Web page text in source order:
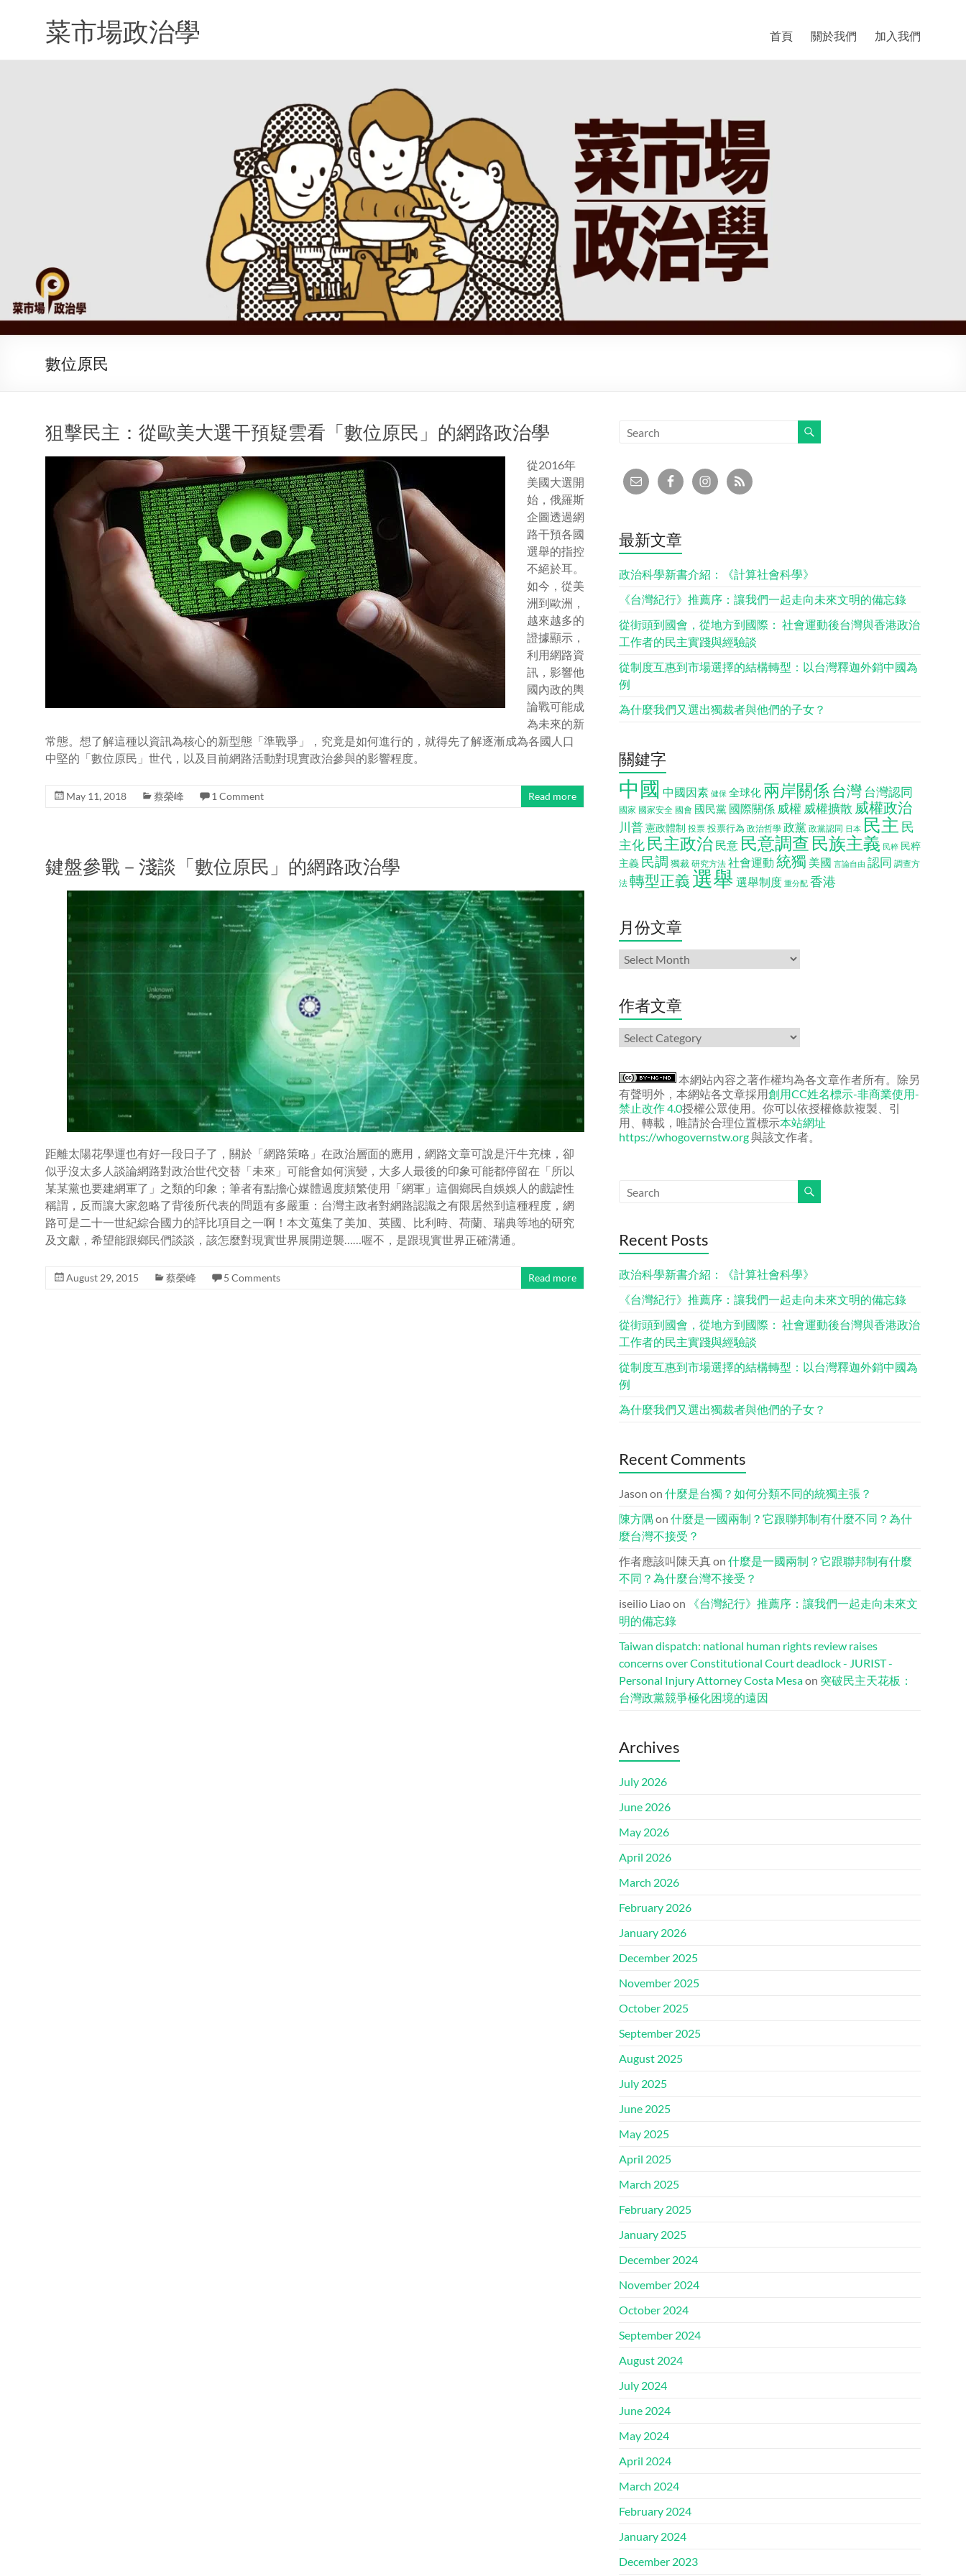
菜市場政治學 首頁 關於我們 加入我們
數位原民
狙擊民主：從歐美大選干預疑雲看「數位原民」的網路政治學
從2016年
美國大選開
始，俄羅斯
企圖透過網
路干預各國
選舉的指控
不絕於耳。
如今，從美
洲到歐洲，
越來越多的
證據顯示，
利用網路資
訊，影響他
國內政的輿
論戰可能成
為未來的新
常態。想了解這種以資訊為核心的新型態「準戰爭」，究竟是如何進行的，就得先了解逐漸成為各國人口
中堅的「數位原民」世代，以及目前網路活動對現實政治參與的影響程度。
May 11, 2018 蔡榮峰 1 Comment Read more
鍵盤參戰－淺談「數位原民」的網路政治學
距離太陽花學運也有好一段日子了，關於「網路策略」在政治層面的應用，網路文章可說是汗牛充棟，卻
似乎沒太多人談論網路對政治世代交替「未來」可能會如何演變，大多人最後的印象可能都停留在「所以
某某黨也要建網軍了」之類的印象；筆者有點擔心媒體過度頻繁使用「網軍」這個鄉民自娛娛人的戲謔性
稱謂，反而讓大家忽略了背後所代表的問題有多嚴重：台灣主政者對網路認識之有限居然到這種程度，網
路可是二十一世紀綜合國力的評比項目之一啊！本文蒐集了美加、英國、比利時、荷蘭、瑞典等地的研究
及文獻，希望能跟鄉民們談談，該怎麼對現實世界展開逆襲……喔不，是跟現實世界正確溝通。
August 29, 2015 蔡榮峰 5 Comments Read more
最新文章
政治科學新書介紹：《計算社會科學》
《台灣紀行》推薦序：讓我們一起走向未來文明的備忘錄
從街頭到國會，從地方到國際： 社會運動後台灣與香港政治
工作者的民主實踐與經驗談
從制度互惠到市場選擇的結構轉型：以台灣釋迦外銷中國為
例
為什麼我們又選出獨裁者與他們的子女？
關鍵字
中國 中國因素 健保 全球化 兩岸關係 台灣台灣認同
國家 國家安全 國會 國民黨 國際關係 威權 威權擴散 威權政治
川普憲政體制 投票 投票行為 政治哲學 政黨 政黨認同 日本 民主 民
主化民主政治 民意 民意調查 民族主義 民粹 民粹
主義 民調 獨裁 研究方法 社會運動 統獨 美國 言論自由 認同 調查方
法 轉型正義 選舉 選舉制度 重分配 香港
月份文章
月
份
章
作者文章
作
者
章
本網站內容之著作權均為各文章作者所有。除另
有聲明外，本網站各文章採用創用CC姓名標示-非商業使用-
禁止改作 4.0授權公眾使用。你可以依授權條款複製、引
用、轉載，唯請於合理位置標示本站網址
https://whogovernstw.org與該文作者。
Recent Posts
政治科學新書介紹：《計算社會科學》
《台灣紀行》推薦序：讓我們一起走向未來文明的備忘錄
從街頭到國會，從地方到國際： 社會運動後台灣與香港政治
工作者的民主實踐與經驗談
從制度互惠到市場選擇的結構轉型：以台灣釋迦外銷中國為
例
為什麼我們又選出獨裁者與他們的子女？
Recent Comments
Jason on 什麼是台獨？如何分類不同的統獨主張？
陳方隅 on 什麼是一國兩制？它跟聯邦制有什麼不同？為什
麼台灣不接受？
作者應該叫陳天真on 什麼是一國兩制？它跟聯邦制有什麼
不同？為什麼台灣不接受？
iseilio Liaoon
《台灣紀行》推薦序：讓我們一起走向未來文
明的備忘錄
Taiwan dispatch: national human rights review raises
concerns over Constitutional Court deadlock - JURIST -
Personal Injury Attorney Costa Mesaon 突破民主天花板：
台灣政黨競爭極化困境的遠因
Archives
July 2026
June 2026
May 2026
April 2026
March 2026
February 2026
January 2026
December 2025
November 2025
October 2025
September 2025
August 2025
July 2025
June 2025
May 2025
April 2025
March 2025
February 2025
January 2025
December 2024
November 2024
October 2024
September 2024
August 2024
July 2024
June 2024
May 2024
April 2024
March 2024
February 2024
January 2024
December 2023